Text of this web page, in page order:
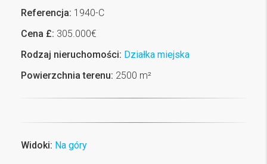
Referencja: 1940-C
Cena £: 305.000€
Rodzaj nieruchomości: Działka miejska
Powierzchnia terenu: 2500 m²
Widoki: Na góry